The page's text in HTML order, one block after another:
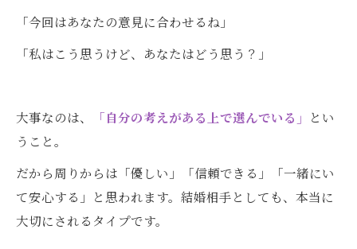
「今回はあなたの意見に合わせるね」
「私はこう思うけど、あなたはどう思う？」
大事なのは、 「自分の考えがある上で選んでいる」 とい
うこと。
だから周りからは「優しい」「信頼できる」「一緒にい
て安心する」と思われます。結婚相手としても、本当に
大切にされるタイプです。